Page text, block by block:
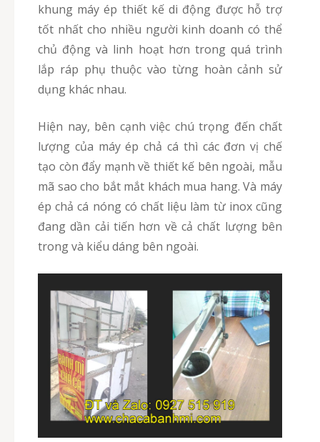
khung máy ép thiết kế di động được hỗ trợ
tốt nhất cho nhiều người kinh doanh có thể
chủ động và linh hoạt hơn trong quá trình
lắp ráp phụ thuộc vào từng hoàn cảnh sử
dụng khác nhau.
Hiện nay, bên cạnh việc chú trọng đến chất
lượng của máy ép chả cá thì các đơn vị chế
tạo còn đẩy mạnh về thiết kế bên ngoài, mẫu
mã sao cho bắt mắt khách mua hang. Và máy
ép chả cá nóng có chất liệu làm từ inox cũng
đang dần cải tiến hơn về cả chất lượng bên
trong và kiểu dáng bên ngoài.